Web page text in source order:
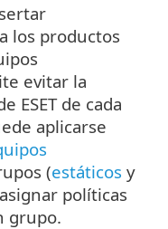
los productos
evitar la
ESET de cada
aplicarse
(estáticos y
políticas
grupo.